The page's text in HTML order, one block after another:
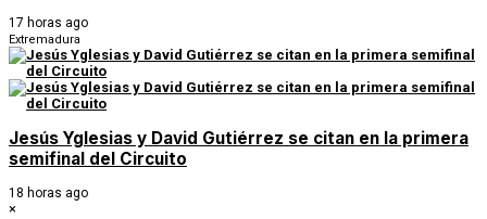
17 horas ago
Extremadura
Jesús Yglesias y David Gutiérrez se citan en la primera
semifinal del Circuito
18 horas ago
×